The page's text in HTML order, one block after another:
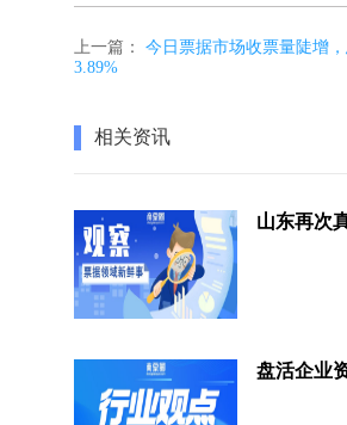
上一篇： 今日票据市场收票量陡增
3.89%
相关资讯
盘活企业